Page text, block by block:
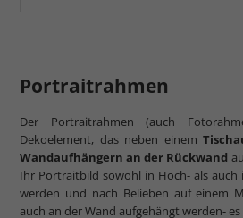
Portraitrahmen
Der Portraitrahmen (auch
Dekoelement, das neben einem
Wandaufhängern an der Rückwand
Ihr Portraitbild sowohl in Hoch- als
werden und nach Belieben auf einem
auch an der Wand aufgehängt werden-